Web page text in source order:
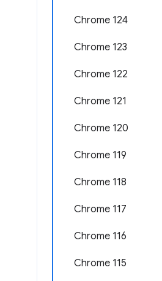
Chrome 124
Chrome 123
Chrome 122
Chrome 121
Chrome 120
Chrome 119
Chrome 118
Chrome 117
Chrome 116
Chrome 115